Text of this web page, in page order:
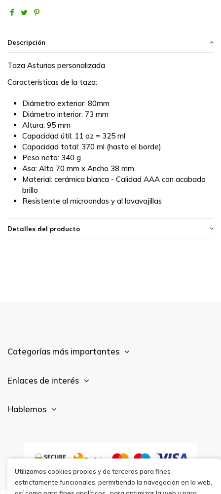
Descripción
Taza Asturias personalizada
Características de la taza:
Diámetro exterior: 80mm
Diámetro interior: 73 mm
Altura: 95 mm
Capacidad útil: 11 oz = 325 ml
Capacidad total: 370 ml (hasta el borde)
Peso neto: 340 g
Asa: Alto 70 mm x Ancho 38 mm
Material: cerámica blanca - Calidad AAA con acabado
brillo
Resistente al microondas y al lavavajillas
Detalles del producto
Categorías más importantes
Enlaces de interés
Hablemos
Utilizamos cookies propias y de terceros para fines
estrictamente funcionales, permitiendo la navegación en la web,